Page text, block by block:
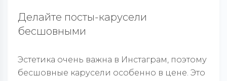
Делайте посты-карусели
бесшовными
Эстетика очень важна в Инстаграм, поэтому
бесшовные карусели особенно в цене. Это